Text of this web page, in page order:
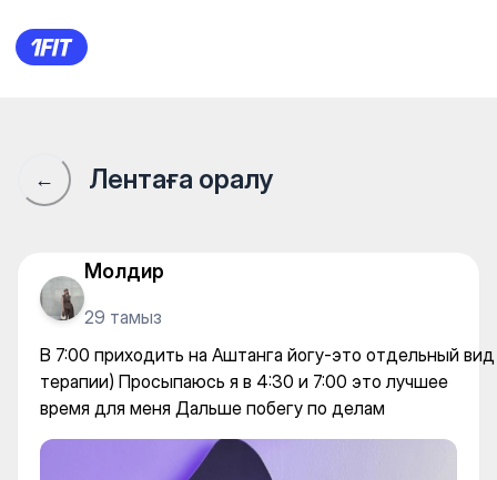
Atmosfera Yoga Studio
← Лентаға оралу
Молдир
29 тамыз
В 7:00 приходить на Аштанга йогу-это отдельный вид
терапии) Просыпаюсь я в 4:30 и 7:00 это лучшее
время для меня Дальше побегу по делам